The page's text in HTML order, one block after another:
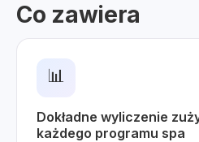
Co zawiera
📊
Dokładne wyliczenie
każdego programu spa